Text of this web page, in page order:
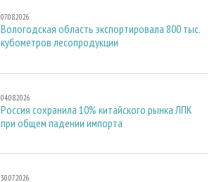
07.08.2026
Вологодская область экспортировала 800 тыс.
кубометров лесопродукции
04.08.2026
Россия сохранила 10% китайского рынка ЛПК
при общем падении импорта
30.07.2026